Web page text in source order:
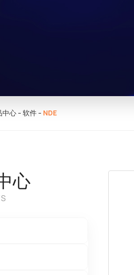
中心 - 软件 - NDE
心